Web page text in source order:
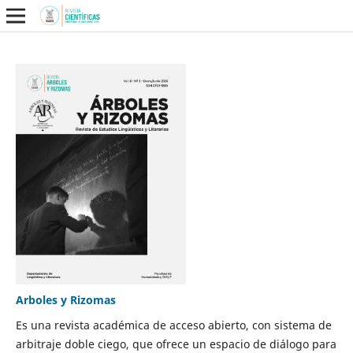
Arboles y Rizomas
Es una revista académica de acceso abierto, con sistema de
arbitraje doble ciego, que ofrece un espacio de diálogo para